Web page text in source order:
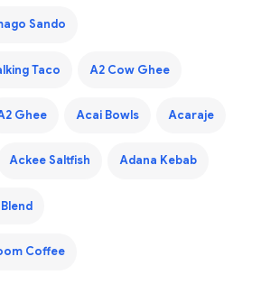
Sando
Taco A2 Cow Ghee
Ghee Acai Bowls Acaraje
Ackee Saltfish Adana Kebab
Coffee